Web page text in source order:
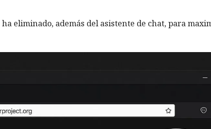
eliminado, además del asistente de chat, para